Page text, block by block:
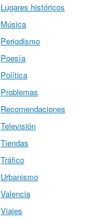
Lugares históricos
Música
Periodismo
Poesía
Política
Problemas
Recomendaciones
Televisión
Tiendas
Tráfico
Urbanismo
Valencia
Viajes